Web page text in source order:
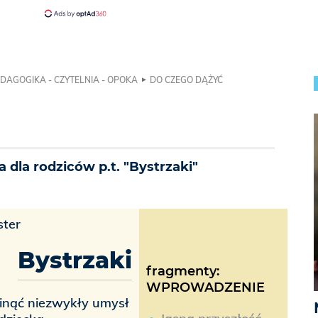
- CZYTELNIA - OPOKA DO CZEGO DĄŻYĆ
dla rodziców p.t. "Bystrzaki"
Bystrzaki
niezwykły umysł
fragmenty:
WPROWADZENIE